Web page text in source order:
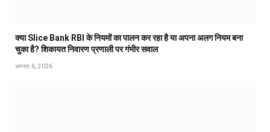
क्या Slice Bank RBI के नियमों का पालन कर रहा है या अपना अलग नियम बना
चुका है? शिकायत निवारण प्रणाली पर गंभीर सवाल
अगस्त 6, 2026